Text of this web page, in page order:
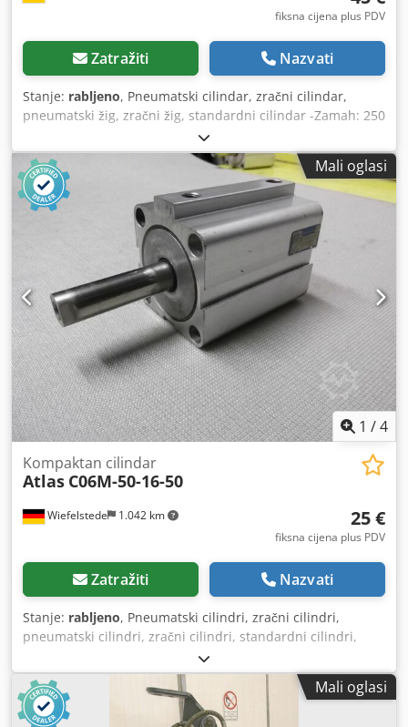
fiksna cijena plus PDV
Zatražiti Nazvati
Stanje: rabljeno, Pneumatski cilindar, zračni cilindar,
pneumatski žig, zračni žig, standardni cilindar -Zamah: 250
mm -Promjer klipa: 40 mm -Klipnjača: 16 mm -Cijena: po
komadu -Broj: 2 komada -Dimenzije: 410/55 / H55 mm -
Težina: 1,5 kg / komad Dwsdpfofbnkasx Alysa
Mali oglasi
1 /4
Wiefelstede 1.042 km
Kompaktan cilindar
Atlas C06M-50-16-50
25 €
fiksna cijena plus PDV
Zatražiti Nazvati
Stanje: rabljeno, Pneumatski cilindri, zračni cilindri,
pneumatski cilindri, zračni cilindri, standardni cilindri,
kompaktni cilindri -Mod: 50 mm -Promjer klipa: 50 mm -
Klipnjača: 16 mm -Cijena: po komadu -Broj: 2 komada -
Dimenzije: 100/65 / H65 mm -Težina: 0,75 kg / kom
Dodefbmu Sopfx Alyswa
Mali oglasi